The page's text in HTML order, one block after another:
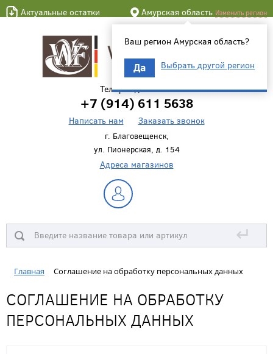
Актуальные остатки Амурская область Изменить регион
Ваш регион Амурская область?
Да Выбрать другой регион
Телефон для связи
+7 (914) 611 5638
Написать нам Заказать звонок
г. Благовещенск,
ул. Пионерская, д. 154
Адреса магазинов
↵
Главная Соглашение на обработку персональных данных
СОГЛАШЕНИЕ НА ОБРАБОТКУ
ПЕРСОНАЛЬНЫХ ДАННЫХ